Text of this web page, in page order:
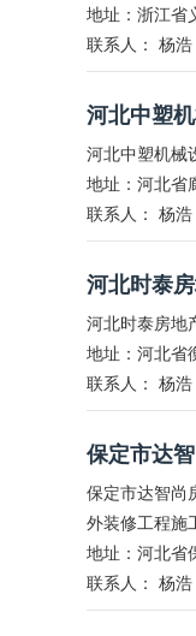
地址：浙江省
联系人： 杨浩
河北中塑
河北中塑机械
地址：河北省
联系人： 杨浩
河北时泰
河北时泰房地
地址：河北省
联系人： 杨浩
保定市达
保定市达智尚
外装修工程施
地址：河北省
联系人： 杨浩